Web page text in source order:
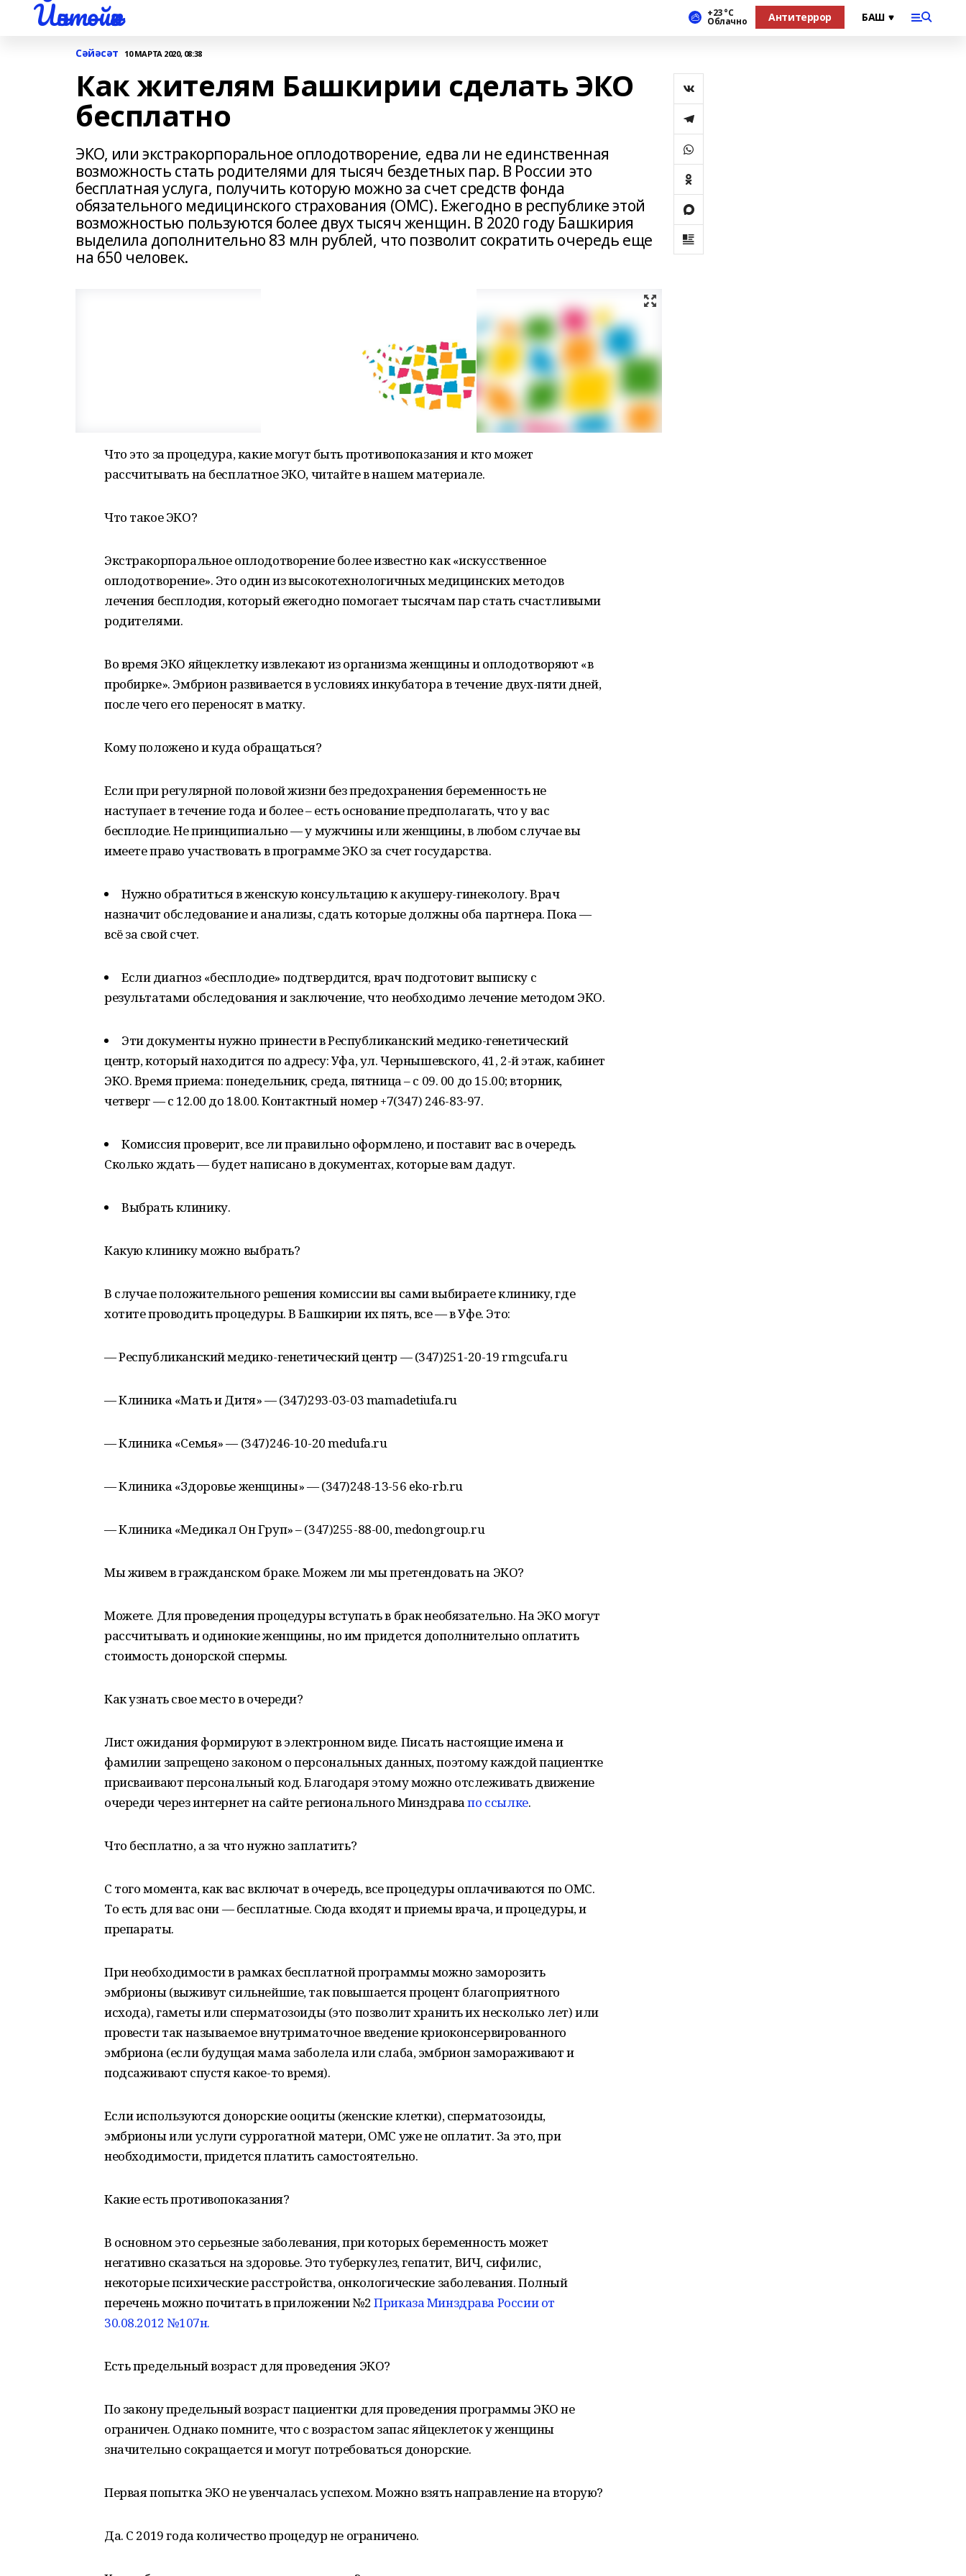
Йәнтөйәк +23 °С
Облачно Антитеррор
Сәйәсәт 10 МАРТА 2020, 08:38
Как жителям Башкирии сделать ЭКО
бесплатно
ЭКО, или экстракорпоральное оплодотворение, едва ли не единственная
возможность стать родителями для тысяч бездетных пар. В России это
бесплатная услуга, получить которую можно за счет средств фонда
обязательного медицинского страхования (ОМС). Ежегодно в республике этой
возможностью пользуются более двух тысяч женщин. В 2020 году Башкирия
выделила дополнительно 83 млн рублей, что позволит сократить очередь еще
на 650 человек.
Что это за процедура, какие могут быть противопоказания и кто может
рассчитывать на бесплатное ЭКО, читайте в нашем материале.
Что такое ЭКО?
Экстракорпоральное оплодотворение более известно как «искусственное
оплодотворение». Это один из высокотехнологичных медицинских методов
лечения бесплодия, который ежегодно помогает тысячам пар стать счастливыми
родителями.
Во время ЭКО яйцеклетку извлекают из организма женщины и оплодотворяют «в
пробирке». Эмбрион развивается в условиях инкубатора в течение двух-пяти дней,
после чего его переносят в матку.
Кому положено и куда обращаться?
Если при регулярной половой жизни без предохранения беременность не
наступает в течение года и более – есть основание предполагать, что у вас
бесплодие. Не принципиально — у мужчины или женщины, в любом случае вы
имеете право участвовать в программе ЭКО за счет государства.
Нужно обратиться в женскую консультацию к акушеру-гинекологу. Врач
назначит обследование и анализы, сдать которые должны оба партнера. Пока —
всё за свой счет.
Если диагноз «бесплодие» подтвердится, врач подготовит выписку с
результатами обследования и заключение, что необходимо лечение методом ЭКО.
Эти документы нужно принести в Республиканский медико-генетический
центр, который находится по адресу: Уфа, ул. Чернышевского, 41, 2-й этаж, кабинет
ЭКО. Время приема: понедельник, среда, пятница – с 09. 00 до 15.00; вторник,
четверг — с 12.00 до 18.00. Контактный номер +7(347) 246-83-97.
Комиссия проверит, все ли правильно оформлено, и поставит вас в очередь.
Сколько ждать — будет написано в документах, которые вам дадут.
Выбрать клинику.
Какую клинику можно выбрать?
В случае положительного решения комиссии вы сами выбираете клинику, где
хотите проводить процедуры. В Башкирии их пять, все — в Уфе. Это:
— Республиканский медико-генетический центр — (347)251-20-19 rmgcufa.ru
— Клиника «Мать и Дитя» — (347)293-03-03 mamadetiufa.гu
— Клиника «Семья» — (347)246-10-20 medufa.ru
— Клиника «Здоровье женщины» — (347)248-13-56 eko-rb.ru
— Клиника «Медикал Он Груп» – (347)255-88-00, medongroup.ru
Мы живем в гражданском браке. Можем ли мы претендовать на ЭКО?
Можете. Для проведения процедуры вступать в брак необязательно. На ЭКО могут
рассчитывать и одинокие женщины, но им придется дополнительно оплатить
стоимость донорской спермы.
Как узнать свое место в очереди?
Лист ожидания формируют в электронном виде. Писать настоящие имена и
фамилии запрещено законом о персональных данных, поэтому каждой пациентке
присваивают персональный код. Благодаря этому можно отслеживать движение
очереди через интернет на сайте регионального Минздравапо ссылке.
Что бесплатно, а за что нужно заплатить?
С того момента, как вас включат в очередь, все процедуры оплачиваются по ОМС.
То есть для вас они — бесплатные. Сюда входят и приемы врача, и процедуры, и
препараты.
При необходимости в рамках бесплатной программы можно заморозить
эмбрионы (выживут сильнейшие, так повышается процент благоприятного
исхода), гаметы или сперматозоиды (это позволит хранить их несколько лет) или
провести так называемое внутриматочное введение криоконсервированного
эмбриона (если будущая мама заболела или слаба, эмбрион замораживают и
подсаживают спустя какое-то время).
Если используются донорские ооциты (женские клетки), сперматозоиды,
эмбрионы или услуги суррогатной матери, ОМС уже не оплатит. За это, при
необходимости, придется платить самостоятельно.
Какие есть противопоказания?
В основном это серьезные заболевания, при которых беременность может
негативно сказаться на здоровье. Это туберкулез, гепатит, ВИЧ, сифилис,
некоторые психические расстройства, онкологические заболевания. Полный
перечень можно почитать в приложении №2Приказа Минздрава России от
30.08.2012 №107н.
Есть предельный возраст для проведения ЭКО?
По закону предельный возраст пациентки для проведения программы ЭКО не
ограничен. Однако помните, что с возрастом запас яйцеклеток у женщины
значительно сокращается и могут потребоваться донорские.
Первая попытка ЭКО не увенчалась успехом. Можно взять направление на вторую?
Да. С 2019 года количество процедур не ограничено.